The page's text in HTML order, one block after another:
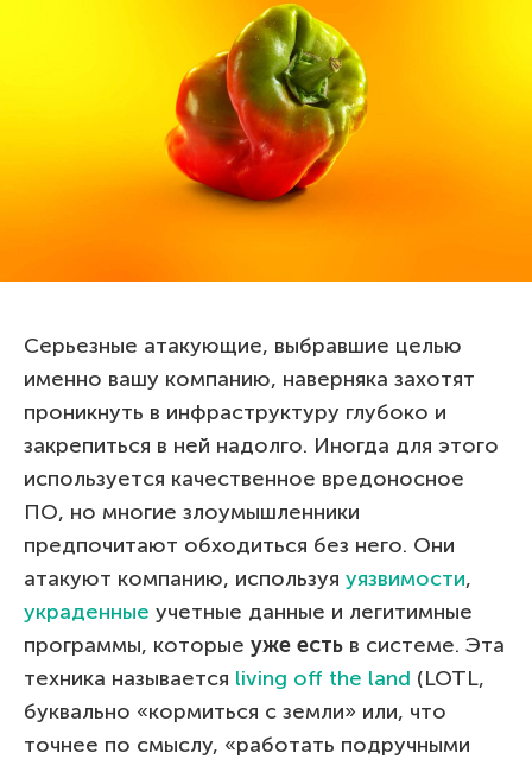
Серьезные атакующие, выбравшие целью
именно вашу компанию, наверняка захотят
проникнуть в инфраструктуру глубоко и
закрепиться в ней надолго. Иногда для этого
используется качественное вредоносное
ПО, но многие злоумышленники
предпочитают обходиться без него. Они
атакуют компанию, используя уязвимости,
украденные учетные данные и легитимные
программы, которые уже есть в системе. Эта
техника называется living off the land (LOTL,
буквально «кормиться с земли» или, что
точнее по смыслу, «работать подручными